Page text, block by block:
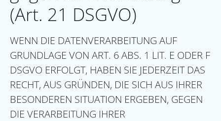
(Art. 21 DSGVO)
WENN DIE DATENVERARBEITUNG AUF
GRUNDLAGE VON ART. 6 ABS. 1 LIT. E ODER F
DSGVO ERFOLGT, HABEN SIE JEDERZEIT DAS
RECHT, AUS GRÜNDEN, DIE SICH AUS IHRER
BESONDEREN SITUATION ERGEBEN, GEGEN
DIE VERARBEITUNG IHRER